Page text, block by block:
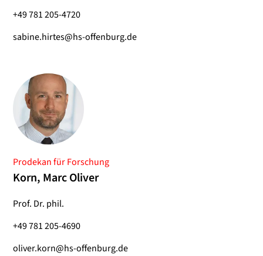
+49 781 205-4720
sabine.hirtes@hs-offenburg.de
Prodekan für Forschung
Korn, Marc Oliver
Prof. Dr. phil.
+49 781 205-4690
oliver.korn@hs-offenburg.de